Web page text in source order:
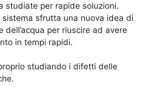
studiate per rapide soluzioni.
sfrutta una nuova idea di
dell’acqua per riuscire ad avere
in tempi rapidi.
studiando i difetti delle